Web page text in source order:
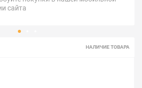
сайта
НАЛИЧИЕ ТОВАРА